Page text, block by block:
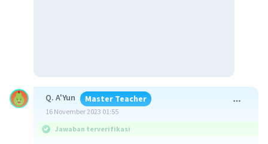
Q. A'Yun Master Teacher
16 November 2023 01:55
Jawaban terverifikasi